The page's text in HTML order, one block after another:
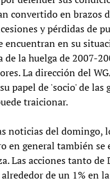
convertido en brazos
y pérdidas de
encuentran en su
de la huelga de 2007-
La dirección del
papel de 'socio' de las
traicionar.
noticias del domingo,
en general también se
Las acciones tanto de
de un 1% en